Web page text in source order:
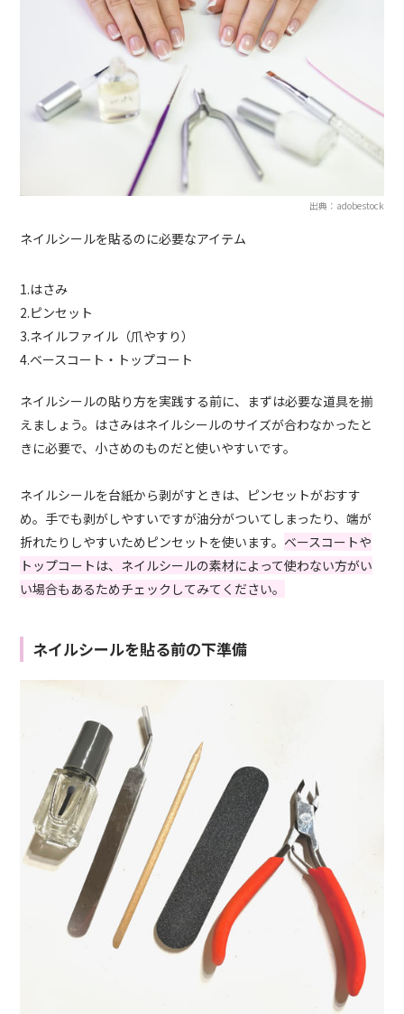
出典：adobestock
ネイルシールを貼るのに必要なアイテム
1.はさみ
2.ピンセット
3.ネイルファイル（爪やすり）
4.ベースコート・トップコート
ネイルシールの貼り方を実践する前に、まずは必要な道具を揃
えましょう。はさみはネイルシールのサイズが合わなかったと
きに必要で、小さめのものだと使いやすいです。
ネイルシールを台紙から剥がすときは、ピンセットがおすす
め。手でも剥がしやすいですが油分がついてしまったり、端が
折れたりしやすいためピンセットを使います。 ベースコートや
トップコートは、ネイルシールの素材によって使わない方がい
い場合もあるためチェックしてみてください。
ネイルシールを貼る前の下準備